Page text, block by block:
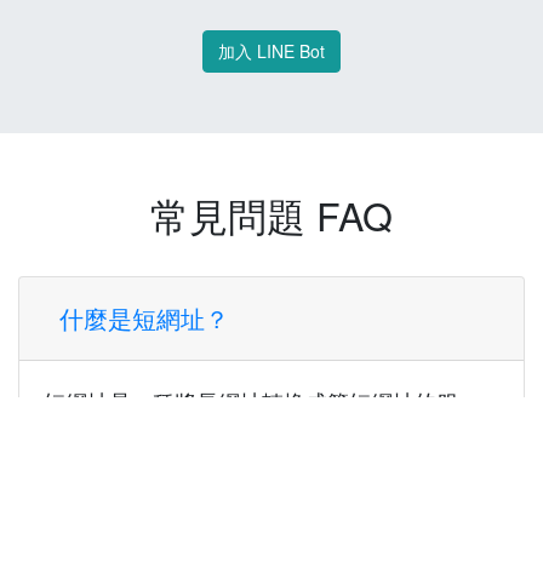
加入 LINE Bot
常見問題 FAQ
什麼是短網址？
短網址是一種將長網址轉換成簡短網址的服